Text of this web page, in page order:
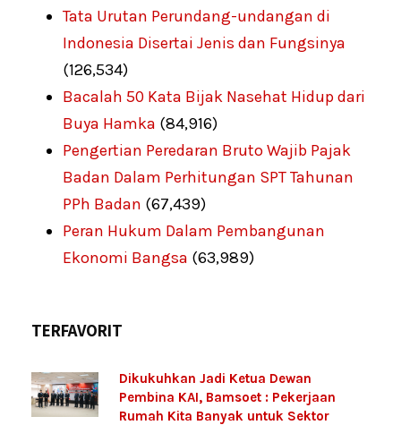
Tata Urutan Perundang-undangan di
Indonesia Disertai Jenis dan Fungsinya
(126,534)
Bacalah 50 Kata Bijak Nasehat Hidup dari
Buya Hamka (84,916)
Pengertian Peredaran Bruto Wajib Pajak
Badan Dalam Perhitungan SPT Tahunan
PPh Badan (67,439)
Peran Hukum Dalam Pembangunan
Ekonomi Bangsa (63,989)
TERFAVORIT
Dikukuhkan Jadi Ketua Dewan
Pembina KAI, Bamsoet : Pekerjaan
Rumah Kita Banyak untuk Sektor